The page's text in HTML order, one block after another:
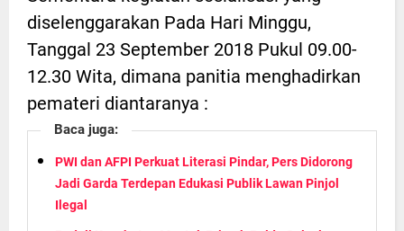
diselenggarakan Pada Hari Minggu,
Tanggal 23 September 2018 Pukul 09.00-
12.30 Wita, dimana panitia menghadirkan
pemateri diantaranya :
Baca juga:
PWI dan AFPI Perkuat Literasi Pindar, Pers Didorong
Jadi Garda Terdepan Edukasi Publik Lawan Pinjol
Ilegal